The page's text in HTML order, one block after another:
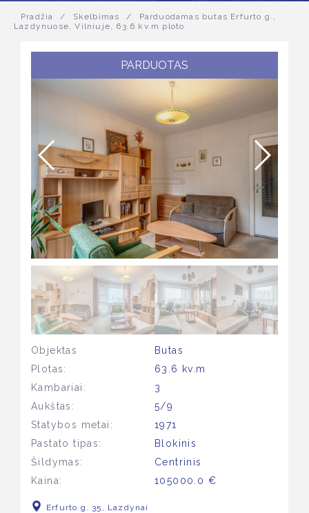
Pradžia / Skelbimas /
Parduodamas butas Erfurto g.,
Lazdynuose, Vilniuje, 63.6 kv.m ploto
PARDUOTAS
Objektas
Butas
Plotas:
63.6 kv.m
Kambariai:
3
Aukštas:
5/9
Statybos metai:
1971
Pastato tipas:
Blokinis
Šildymas:
Centrinis
Kaina:
105000.0 €
Erfurto g. 35, Lazdynai